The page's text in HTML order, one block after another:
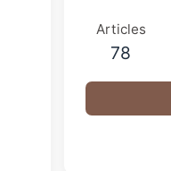
Articles
78